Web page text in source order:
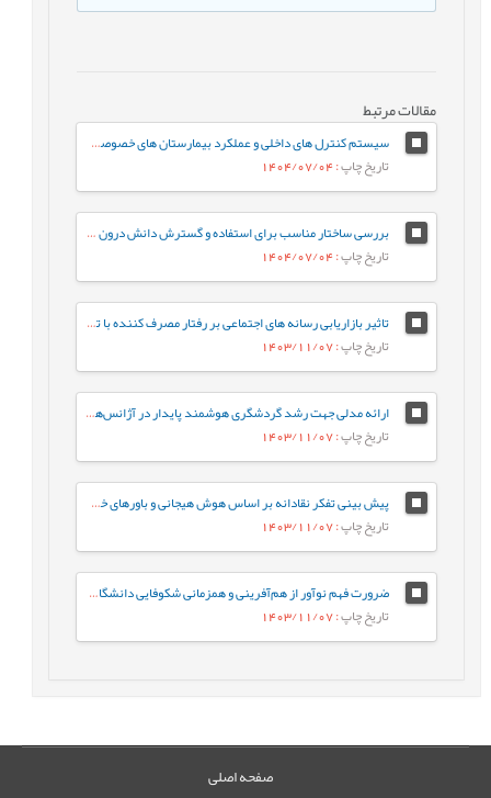
مقالات مرتبط
سیستم کنترل های داخلی و عملکرد بیمارستان های خصوصی: نوآوری، مدیریت سود و رهبری تحول آفرین
تاریخ چاپ: 1404/07/04
بررسی ساختار مناسب برای استفاده و گسترش دانش درون سازمانی در بانک‌ها (مورد مطالعه: بانک اقتصاد نوین)
تاریخ چاپ: 1404/07/04
تاثیر بازاریابی رسانه های اجتماعی بر رفتار مصرف کننده با توجه به نقش میانجی ارزش برند
تاریخ چاپ: 1403/11/07
ارائه مدلی جهت رشد گردشگری هوشمند پایدار در آژانس‌های مسافرتی شهر تهران
تاریخ چاپ: 1403/11/07
پیش بینی تفکر نقادانه بر اساس هوش هیجانی و باورهای خودکارآمدی مطالعه موردی: دانشجویان پرستاری دانشگاه علوم پزشکی لرستان
تاریخ چاپ: 1403/11/07
ضرورت فهم نوآور از هم‌آفرینی و همزمانی شکوفایی دانشگاه و تمدن
تاریخ چاپ: 1403/11/07
صفحه اصلی